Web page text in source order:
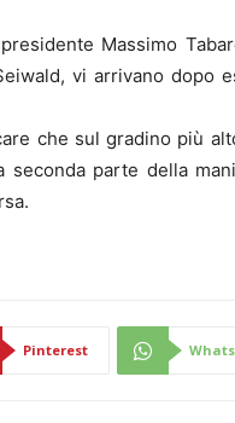
Massimo
vi arrivano dopo
che sul gradino più
seconda parte della
Pinterest